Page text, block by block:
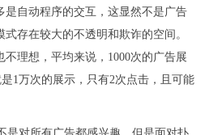
是自动程序的交互，这显然不是广告
存在较大的不透明和欺诈的空间。
理想，平均来说，1000次的广告展
1万次的展示，只有2次点击，且可能